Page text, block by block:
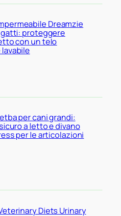
Dreamzie
gatti: proteggere
con un telo
per cani grandi:
a letto e divano
per le articolazioni
Diets Urinary